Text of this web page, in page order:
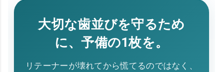
大切な歯並びを守るため
に、予備の1枚を。
リテーナーが壊れてから慌てるのではなく、